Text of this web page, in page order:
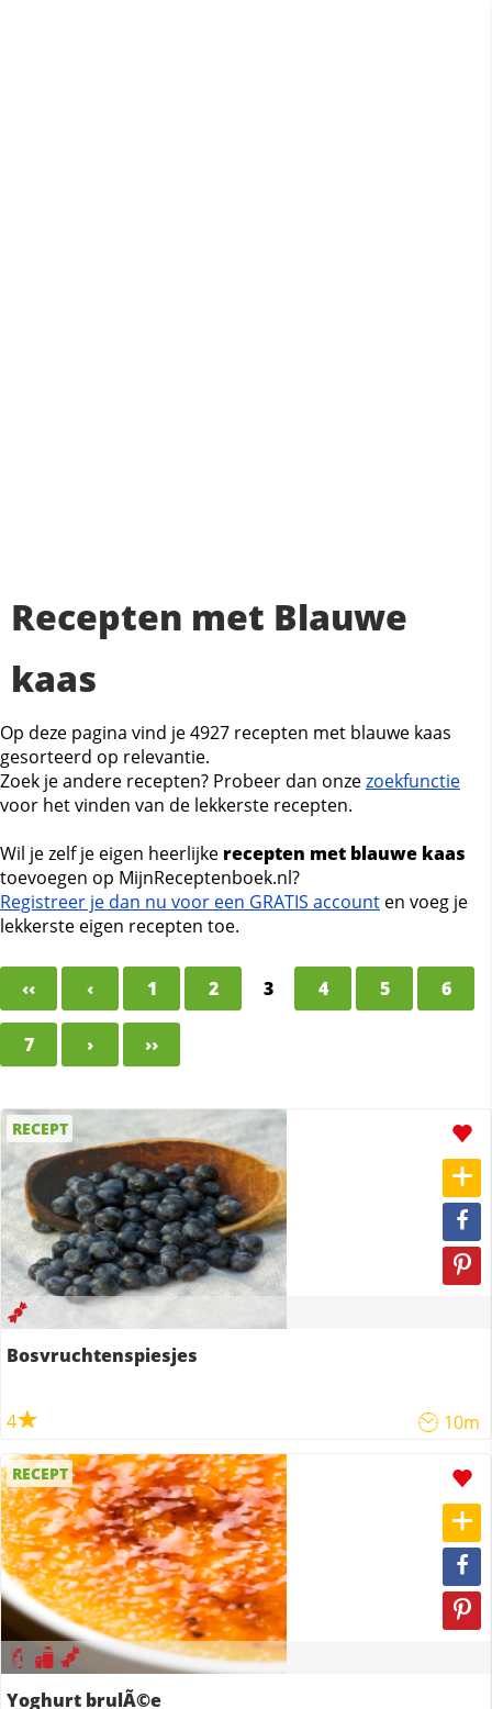
Recepten met Blauwe
kaas
Op deze pagina vind je 4927 recepten met blauwe kaas
gesorteerd op relevantie.
Zoek je andere recepten? Probeer dan onzezoekfunctie
voor het vinden van de lekkerste recepten.
Wil je zelf je eigen heerlijke recepten met blauwe kaas
toevoegen op MijnReceptenboek.nl?
Registreer je dan nu voor een GRATIS account en voeg je
lekkerste eigen recepten toe.
‹‹ ‹ 1 2 3 4 5 6
7 › ››
RECEPT
Bosvruchtenspiesjes
4 10m
RECEPT
Yoghurt brulÃ©e